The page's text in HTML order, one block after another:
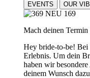
EVENTS
OUR
Mach deinen
Hey bride-to-be! Bei
Erlebnis. Um dein
haben wir
deinem Wunsch